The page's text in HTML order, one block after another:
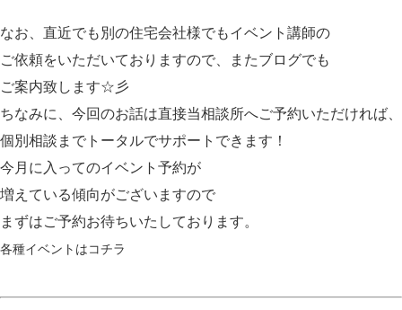
なお、直近でも別の住宅会社様でもイベント講師の
ご依頼をいただいておりますので、またブログでも
ご案内致します☆彡
ちなみに、今回のお話は直接当相談所へご予約いただければ、
個別相談まで トータルでサポート できます！
今月に入ってのイベント予約が
増えている傾向がございますので
まずはご予約お待ちいたしております。
各種イベントはコチラ